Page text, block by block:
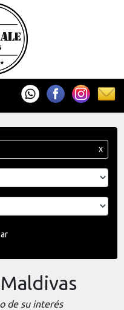
x
de su interés